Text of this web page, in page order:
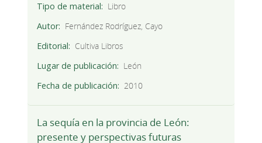
Tipo de material
Libro
Autor
Fernández Rodríguez, Cayo
Editorial
Cultiva Libros
Lugar de publicación
León
Fecha de publicación
2010
La sequía en la provincia de León:
presente y perspectivas futuras